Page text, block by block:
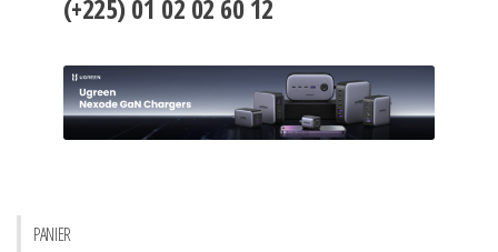
(+225) 01 02 02 60 12
PANIER